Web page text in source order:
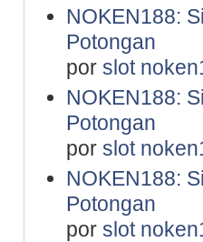
NOKEN188:
Potongan
por slot
NOKEN188:
Potongan
por slot
NOKEN188:
Potongan
por slot